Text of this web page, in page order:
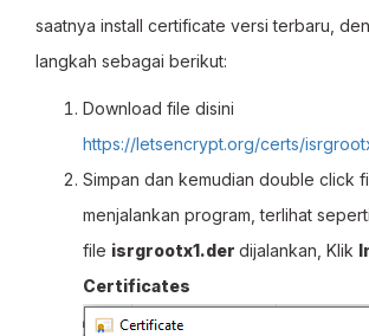
saatnya install certificate versi terbaru,
langkah sebagai berikut:
Download file disini
https://letsencrypt.org/certs/
Simpan dan kemudian double click
menjalankan program, terlihat
file isrgrootx1.der dijalankan, Klik
Certificates